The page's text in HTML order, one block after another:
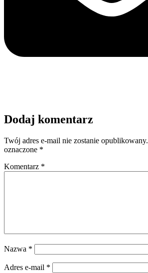
Dodaj komentarz
Twój adres e-mail nie zostanie opublikowany.
oznaczone *
Komentarz *
Nazwa *
Adres e-mail *